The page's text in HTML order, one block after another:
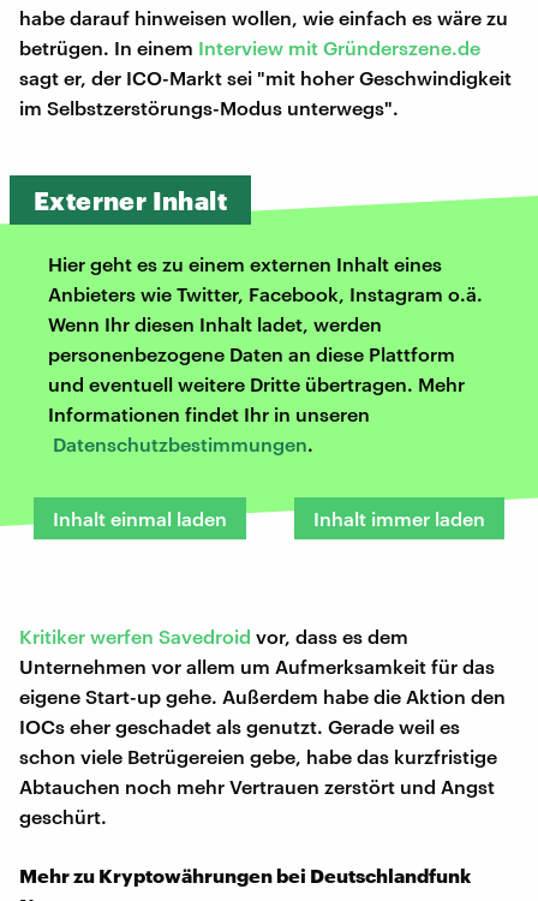
habe darauf hinweisen wollen, wie einfach es wäre zu
betrügen. In einem Interview mit Gründerszene.de
sagt er, der ICO-Markt sei "mit hoher Geschwindigkeit
im Selbstzerstörungs-Modus unterwegs".
Externer Inhalt
Hier geht es zu einem externen Inhalt eines
Anbieters wie Twitter, Facebook, Instagram o.ä.
Wenn Ihr diesen Inhalt ladet, werden
personenbezogene Daten an diese Plattform
und eventuell weitere Dritte übertragen. Mehr
Informationen findet Ihr in unseren
Datenschutzbestimmungen.
Inhalt einmal laden Inhalt immer laden
Kritiker werfen Savedroid vor, dass es dem
Unternehmen vor allem um Aufmerksamkeit für das
eigene Start-up gehe. Außerdem habe die Aktion den
IOCs eher geschadet als genutzt. Gerade weil es
schon viele Betrügereien gebe, habe das kurzfristige
Abtauchen noch mehr Vertrauen zerstört und Angst
geschürt.
Mehr zu Kryptowährungen bei Deutschlandfunk